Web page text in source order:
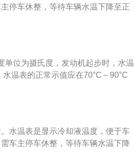
停车休整，等待车辆水温下降至正
原因：1、水温表电源线断路；水
路稳定电源的稳压器损坏。
单位为摄氏度，发动机起步时，水温
温表的正常示值应在70°C～90°C
机的零部件膨胀会使各部件配合
，可能造成汽缸垫上的水道油道
机油。
水温表是显示冷却液温度，便于车
车主停车休整，等待车辆水温下降